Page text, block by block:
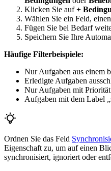
Klicken Sie auf+
Wählen Sie ein Feld,
Fügen Sie bei Bedarf
Speichern Sie Ihre
Häufige Filterbeispiele:
Nur Aufgaben aus einem
Erledigte Aufgaben
Nur Aufgaben mit
Aufgaben mit dem Label
Ordnen Sie das Feld
Eigenschaft zu, um auf einen
synchronisiert, ignoriert oder